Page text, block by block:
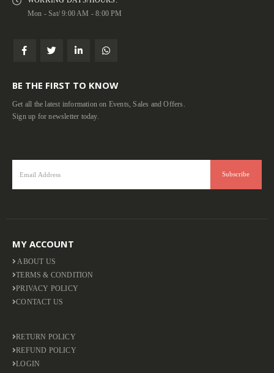
Mon - Sat/ 9:00 AM - 8:00 PM
BE THE FIRST TO KNOW
Get all the latest information on Events, Sales and Offers.
Sign up for newsletter today.
MY ACCOUNT
ABOUT US
TERMS & CONDITION
PRIVACY POLICY
CONTACT US
RETURN POLICY
REFUND POLICY
LOGIN